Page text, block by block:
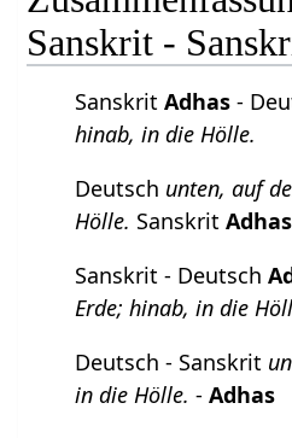
Sanskrit -
SanskritAdhas -
hinab, in die Hölle.
Deutsch unten, auf
Hölle. SanskritAdhas
Sanskrit - Deutsch
Erde; hinab, in die
Deutsch - Sanskrit
in die Hölle. -Adhas